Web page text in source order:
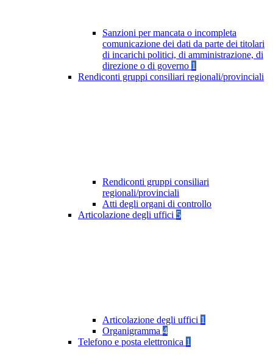
Sanzioni per mancata o incompleta
comunicazione dei dati da parte dei titolari
di incarichi politici, di amministrazione, di
direzione o di governo 1
Rendiconti gruppi consiliari regionali/provinciali
Rendiconti gruppi consiliari
regionali/provinciali
Atti degli organi di controllo
Articolazione degli uffici 5
Articolazione degli uffici 1
Organigramma 4
Telefono e posta elettronica 1